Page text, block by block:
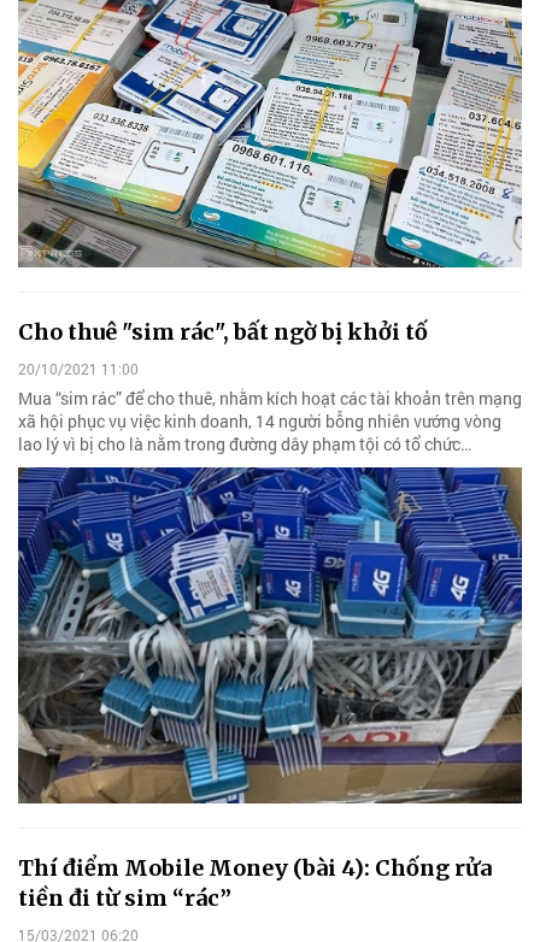
Cho thuê "sim rác", bất ngờ bị khởi tố
20/10/2021 11:00
Mua “sim rác” để cho thuê, nhằm kích hoạt các tài khoản trên mạng
xã hội phục vụ việc kinh doanh, 14 người bỗng nhiên vướng vòng
lao lý vì bị cho là nằm trong đường dây phạm tội có tổ chức…
Thí điểm Mobile Money (bài 4): Chống rửa
tiền đi từ sim “rác”
15/03/2021 06:20